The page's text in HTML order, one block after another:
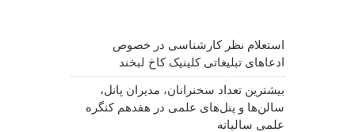
استعلام نظر کارشناسی در خصوص
ادعاهای تبلیغاتی کلینیک کاخ لبخند
بیشترین تعداد سخنرانان، مدیران پانل،
سالن‌ها و پنل‌های علمی در هفدهم کنگره
علمی سالیانه